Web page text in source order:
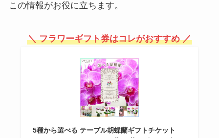
進物用線香はどこで売ってる？デ
cancamの特別版はどこで買え
る？コンビニに売ってる？本屋で
予約できる？
猫の早食い防止は100均に売って
この情報がお役に立ちます。
＼ フラワーギフト券はコレがおすすめ ／
5種から選べる テーブル胡蝶蘭ギフトチケット